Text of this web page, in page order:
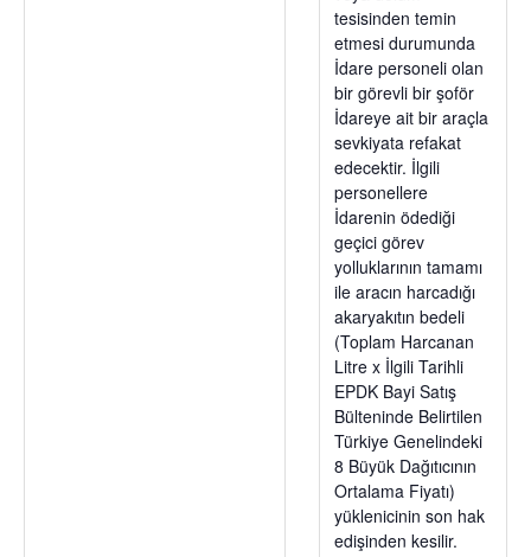
tesisinden temin
etmesi durumunda
İdare personeli olan
bir görevli bir şoför
İdareye ait bir araçla
sevkiyata refakat
edecektir. İlgili
personellere
İdarenin ödediği
geçici görev
yolluklarının tamamı
ile aracın harcadığı
akaryakıtın bedeli
(Toplam Harcanan
Litre x İlgili Tarihli
EPDK Bayi Satış
Bülteninde Belirtilen
Türkiye Genelindeki
8 Büyük Dağıtıcının
Ortalama Fiyatı)
yüklenicinin son hak
edişinden kesilir.